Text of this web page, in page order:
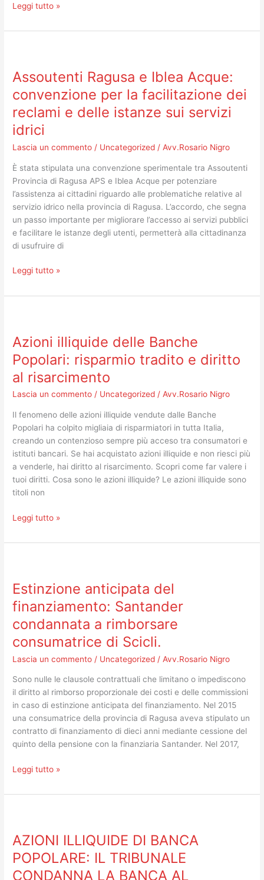
Leggi tutto »
Assoutenti Ragusa e Iblea Acque:
convenzione per la facilitazione dei
reclami e delle istanze sui servizi
idrici
Lascia un commento / Uncategorized /Avv.Rosario Nigro
È stata stipulata una convenzione sperimentale tra Assoutenti
Provincia di Ragusa APS e Iblea Acque per potenziare
l’assistenza ai cittadini riguardo alle problematiche relative al
servizio idrico nella provincia di Ragusa. L’accordo, che segna
un passo importante per migliorare l’accesso ai servizi pubblici
e facilitare le istanze degli utenti, permetterà alla cittadinanza
di usufruire di
e
Acque:
convenzione
per
facilitazione
dei
reclami
e
delle
istanze
sui
servizi
Leggi tutto »
Azioni illiquide delle Banche
Popolari: risparmio tradito e diritto
al risarcimento
Lascia un commento / Uncategorized /Avv.Rosario Nigro
Il fenomeno delle azioni illiquide vendute dalle Banche
Popolari ha colpito migliaia di risparmiatori in tutta Italia,
creando un contenzioso sempre più acceso tra consumatori e
istituti bancari. Se hai acquistato azioni illiquide e non riesci più
a venderle, hai diritto al risarcimento. Scopri come far valere i
tuoi diritti. Cosa sono le azioni illiquide? Le azioni illiquide sono
titoli non
delle
Banche
Popolari:
risparmio
tradito
diritto
al
risarcimento
Leggi tutto »
Estinzione anticipata del
finanziamento: Santander
condannata a rimborsare
consumatrice di Scicli.
Lascia un commento / Uncategorized /Avv.Rosario Nigro
Sono nulle le clausole contrattuali che limitano o impediscono
il diritto al rimborso proporzionale dei costi e delle commissioni
in caso di estinzione anticipata del finanziamento. Nel 2015
una consumatrice della provincia di Ragusa aveva stipulato un
contratto di finanziamento di dieci anni mediante cessione del
quinto della pensione con la finanziaria Santander. Nel 2017,
del
finanziamento:
Santander
condannata
a
consumatrice
di
Scicli.
Leggi tutto »
AZIONI ILLIQUIDE DI BANCA
POPOLARE: IL TRIBUNALE
CONDANNA LA BANCA AL
DI
BANCA
POPOLARE:
IL